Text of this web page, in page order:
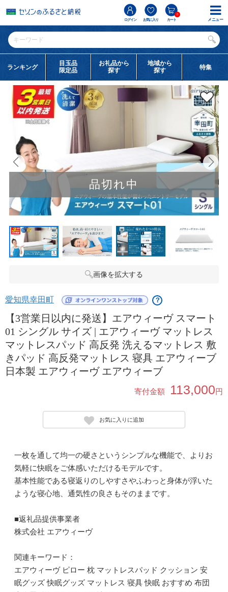
ログイン お気に入り カート
0
ランキング
目玉品
限定品
お礼品から
探す
地域から
探す
特集
品切れ中
画像を拡大する
愛知県幸田町 ？
【3営業日以内に発送】エアウィーヴ スマート
01 シングル サイズ | エアウィーヴ マットレス
マットレスパッド 高反発 洗えるマットレス 敷
きパッド 高反発マットレス 寝具 エアウィーブ
日本製 エアウィーヴ エアウィーブ
寄付金額 113,000円
お気に入りに追加
一枚を通して均一の硬さというシンプルな機能で、よりお
気軽に快眠をご体感いただけるモデルです。
基本性能である寝返りのしやすさやふわっと身体が浮いた
ような寝心地、通気性の良さもそのままです。
■返礼品提供事業者
株式会社 エアウィーヴ
関連キーワード：
エアウィーヴ ピロー 枕 マットレスパッド クッション 安
眠グッズ 快眠グッズ マットレス 寝具 快眠 おすすめ 布団
メニュー